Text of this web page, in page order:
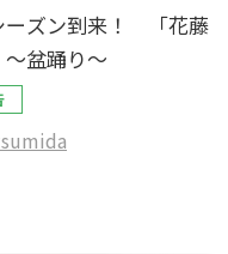
ーズン到来！ 「花藤
盆踊り～